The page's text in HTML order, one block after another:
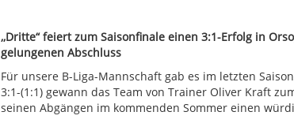
,,Dritte“ feiert zum Saisonfinale einen 3:1-Erfolg in
gelungenen Abschluss
Für unsere B-Liga-Mannschaft gab es im letzten
3:1-(1:1) gewann das Team von Trainer Oliver Kraft
seinen Abgängen im kommenden Sommer einen